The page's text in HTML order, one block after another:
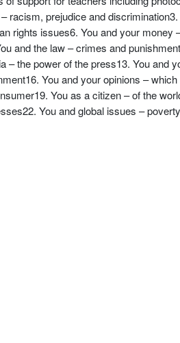
racism, prejudice and
rights issues6. You and your money
and the law – crimes and
– the power of the press13. You and
You and your opinions –
You as a citizen – of the
You and global issues –